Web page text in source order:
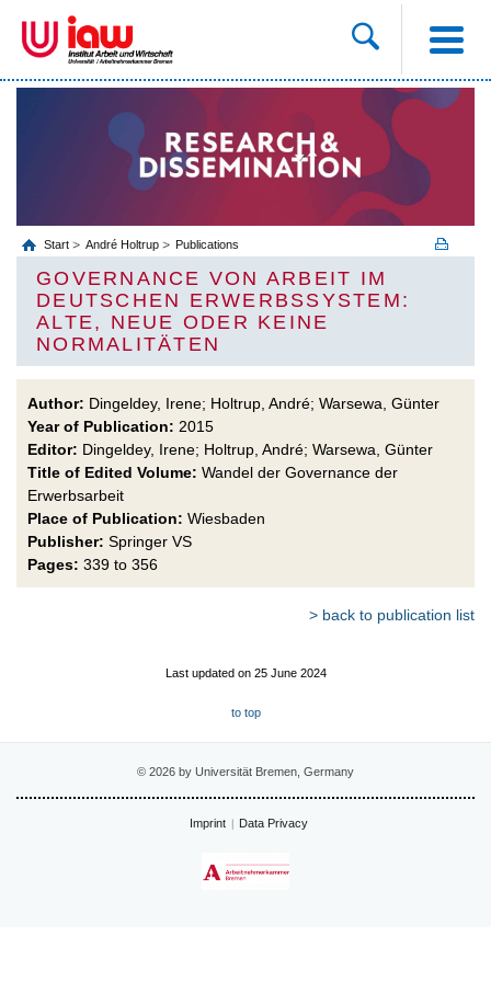
Start André Holtrup Publications
GOVERNANCE VON ARBEIT IM
DEUTSCHEN ERWERBSSYSTEM:
ALTE, NEUE ODER KEINE
NORMALITÄTEN
Author: Dingeldey, Irene; Holtrup, André; Warsewa, Günter
Year of Publication: 2015
Editor: Dingeldey, Irene; Holtrup, André; Warsewa, Günter
Title of Edited Volume: Wandel der Governance der
Erwerbsarbeit
Place of Publication: Wiesbaden
Publisher: Springer VS
Pages: 339 to 356
> back to publication list
Last updated on 25 June 2024
to top
© 2026 by Universität Bremen, Germany
Imprint Data Privacy